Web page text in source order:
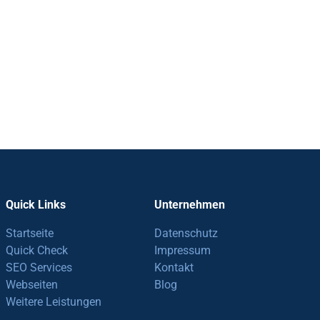
Quick Links
Startseite
Quick Check
SEO Services
Webseiten
Weitere Leistungen
Unternehmen
Datenschutz
Impressum
Kontakt
Blog